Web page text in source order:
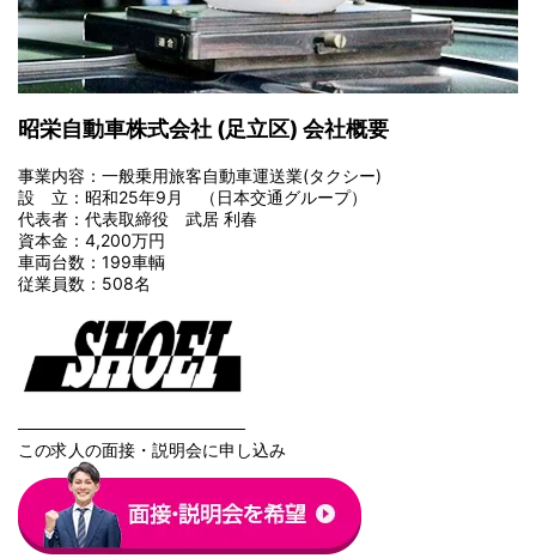
昭栄自動車株式会社 (足立区) 会社概要
事業内容：一般乗用旅客自動車運送業(タクシー)
設 立：昭和25年9月 （日本交通グループ）
代表者： 代表取締役 武居 利春
資本金：4,200万円
車両台数：199車輌
従業員数：508名
───────────────────
この求人の面接・説明会に申し込み